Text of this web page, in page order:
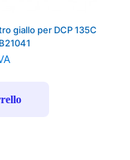
giallo per DCP 135C